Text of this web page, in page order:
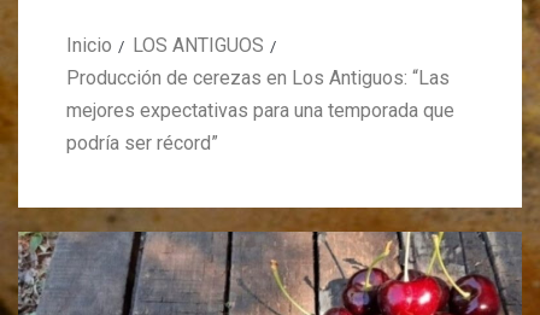
Inicio
LOS ANTIGUOS
Producción de cerezas en Los Antiguos: “Las
mejores expectativas para una temporada que
podría ser récord”